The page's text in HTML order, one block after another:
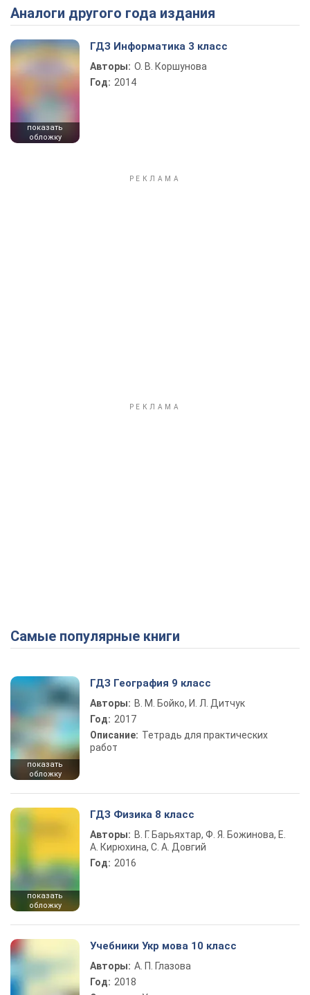
Play Video
Аналоги другого года издания
показать
обложку
ГДЗ Информатика 3 класс
Авторы: О. В. Коршунова
Год: 2014
Самые популярные книги
показать
обложку
ГДЗ География 9 класс
Авторы: В. М. Бойко, И. Л. Дитчук
Год: 2017
Описание: Тетрадь для практических
работ
показать
обложку
ГДЗ Физика 8 класс
Авторы: В. Г. Барьяхтар, Ф. Я. Божинова, Е.
А. Кирюхина, С. А. Довгий
Год: 2016
Учебники Укр мова 10 класс
Авторы: А. П. Глазова
Год: 2018